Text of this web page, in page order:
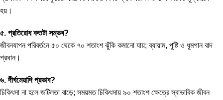
হয়।
৫. প্রতিরোধ কতটা সম্ভব?
জীবনযাপন পরিবর্তনে ৫০ থেকে ৭০ শতাংশ ঝুঁকি কমানো যায়; ব্যায়াম, পুষ্টি ও ধূমপান বাদ
প্রধান।
৬. দীর্ঘমেয়াদি প্রভাব?
চিকিৎসা না হলে জটিলতা বাড়ে; সময়মত চিকিৎসায় ৯০ শতাংশ ক্ষেত্রে স্বাভাবিক জীবন